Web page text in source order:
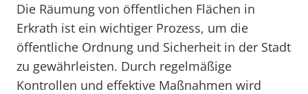
Die Räumung von öffentlichen Flächen in
Erkrath ist ein wichtiger Prozess, um die
öffentliche Ordnung und Sicherheit in der Stadt
zu gewährleisten. Durch regelmäßige
Kontrollen und effektive Maßnahmen wird